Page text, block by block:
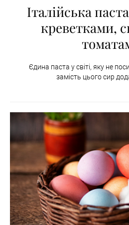
Італійська
креветками,
Єдина паста у світі, яку не
замість цього сир